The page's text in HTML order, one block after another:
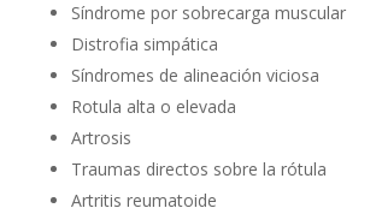
Síndrome por sobrecarga muscular
Distrofia simpática
Síndromes de alineación viciosa
Rotula alta o elevada
Artrosis
Traumas directos sobre la rótula
Artritis reumatoide